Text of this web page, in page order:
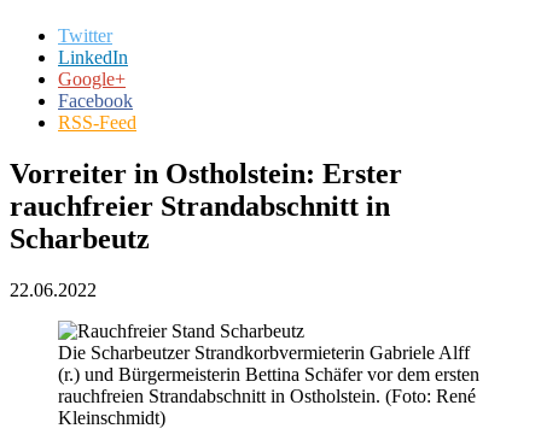
Twitter
LinkedIn
Google+
Facebook
RSS-Feed
Vorreiter in Ostholstein: Erster
rauchfreier Strandabschnitt in
Scharbeutz
22.06.2022
Die Scharbeutzer Strandkorbvermieterin Gabriele Alff
(r.) und Bürgermeisterin Bettina Schäfer vor dem ersten
rauchfreien Strandabschnitt in Ostholstein. (Foto: René
Kleinschmidt)